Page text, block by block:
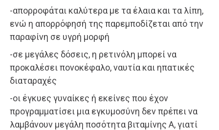
-απορροφάται καλύτερα με τα έλαια και τα λίπη,
ενώ η απορρόφησή της παρεμποδίζεται από την
παραφίνη σε υγρή μορφή
-σε μεγάλες δόσεις, η ρετινόλη μπορεί να
προκαλέσει πονοκέφαλο, ναυτία και ηπατικές
διαταραχές
-οι έγκυες γυναίκες ή εκείνες που έχον
προγραμματίσει μια εγκυμοσύνη δεν πρέπει να
λαμβάνουν μεγάλη ποσότητα βιταμίνης Α, γιατί